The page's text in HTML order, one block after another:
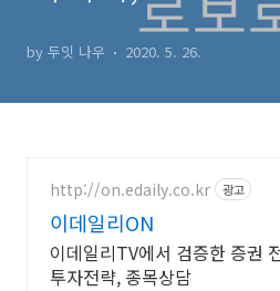
(feat. 급등주검
by 두잇 나우 2020. 5. 26.
http://on.edaily.co.kr 광고
이데일리ON
이데일리TV에서 검증한 증권
투자전략, 종목상담